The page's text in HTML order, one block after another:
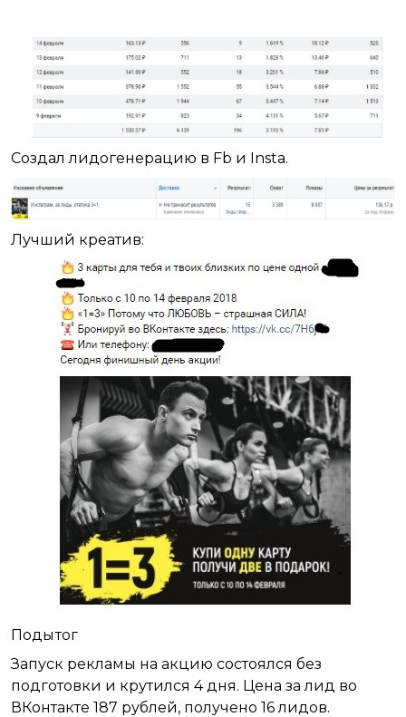
Создал лидогенерацию в Fb и Insta.
Лучший креатив:
Подытог
Запуск рекламы на акцию состоялся без
подготовки и крутился 4 дня. Цена за лид во
ВКонтакте 187 рублей, получено 16 лидов.